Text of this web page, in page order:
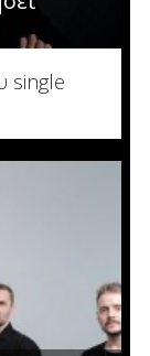
single